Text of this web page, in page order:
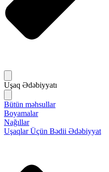
Uşaq Ədəbiyyatı
Bütün məhsullar
Boyamalar
Nağıllar
Uşaqlar Üçün Bədii Ədəbiyyat